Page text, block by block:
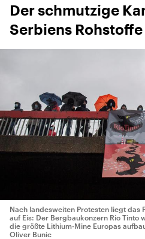
Der schmutzige
Serbiens Rohstoffe
Nach landesweiten Protesten liegt das
auf Eis: Der Bergbaukonzern Rio Tinto
die größte Lithium-Mine Europas
Oliver Bunic